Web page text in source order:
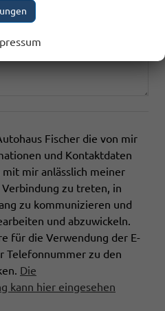
Fischer die von mir
und Kontaktdaten
mir anlässlich meiner
zu treten, in
zu kommunizieren und
und abzuwickeln.
für die Verwendung der E-
Telefonnummer zu den
Die
kann hier eingesehen